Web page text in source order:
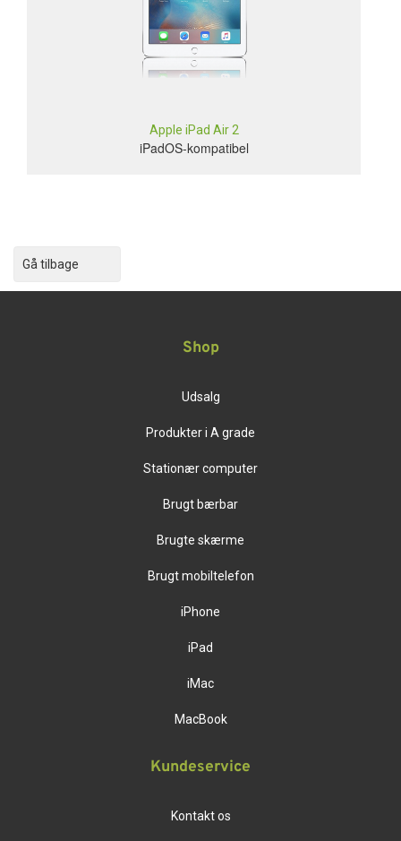
Apple iPad Air 2
iPadOS-kompatibel
Gå tilbage
Shop
Udsalg
Produkter i A grade
Stationær computer
Brugt bærbar
Brugte skærme
Brugt mobiltelefon
iPhone
iPad
iMac
MacBook
Kundeservice
Kontakt os